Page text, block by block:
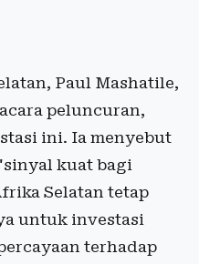
Paul Mashatile,
peluncuran,
ini. Ia menyebut
kuat bagi
Selatan tetap
untuk investasi
terhadap